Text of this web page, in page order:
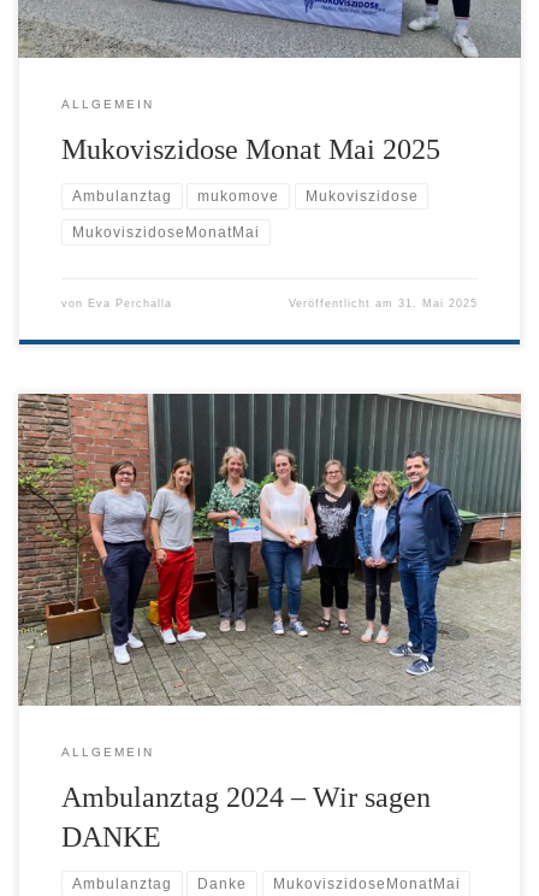
ALLGEMEIN
Mukoviszidose Monat Mai 2025
Ambulanztag mukomove Mukoviszidose
MukoviszidoseMonatMai
von Eva Perchalla Veröffentlicht am31. Mai 2025
Im Mukoviszidose Monat Mai haben wir uns im Rahmen des
Ambulanztages am 15. Mai 2024 ganz herzlich bei Ärztinnen und
Ärzten, Physiotherapeutinnen und -therapeuten,
Ernährungsberaterinnen und -beratern, psychologischen
Fachkräften, Pflegekräften und allen anderen, die sich für
Menschen mit Mukoviszidose einsetzen, bedankt.
ALLGEMEIN
Ambulanztag 2024 – Wir sagen
DANKE
Ambulanztag Danke MukoviszidoseMonatMai